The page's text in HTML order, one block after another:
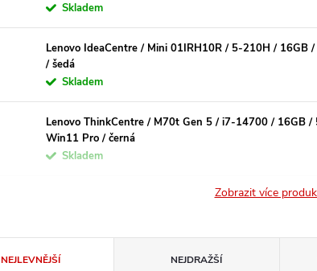
Skladem
Lenovo IdeaCentre / Mini 01IRH10R / 5-210H / 16GB
/ šedá
Skladem
Lenovo ThinkCentre / M70t Gen 5 / i7-14700 / 16GB
Win11 Pro / černá
Skladem
Zobrazit více
NEJLEVNĚJŠÍ NEJDRAŽŠÍ